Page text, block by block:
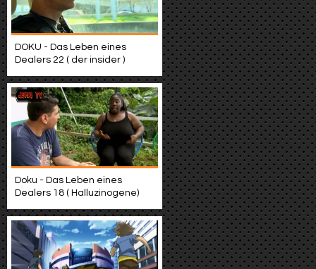
DOKU - Das Leben eines
Dealers 22 ( der insider )
Doku - Das Leben eines
Dealers 18 ( Halluzinogene)